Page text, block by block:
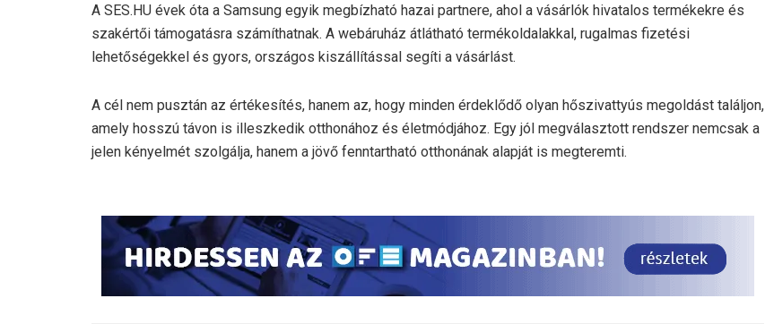
A SES.HU évek óta a Samsung egyik megbízható hazai partnere, ahol a vásárlók hivatalos termékekre és
szakértői támogatásra számíthatnak. A webáruház átlátható termékoldalakkal, rugalmas fizetési
lehetőségekkel és gyors, országos kiszállítással segíti a vásárlást.
A cél nem pusztán az értékesítés, hanem az, hogy minden érdeklődő olyan hőszivattyús megoldást találjon,
amely hosszú távon is illeszkedik otthonához és életmódjához. Egy jól megválasztott rendszer nemcsak a
jelen kényelmét szolgálja, hanem a jövő fenntartható otthonának alapját is megteremti.